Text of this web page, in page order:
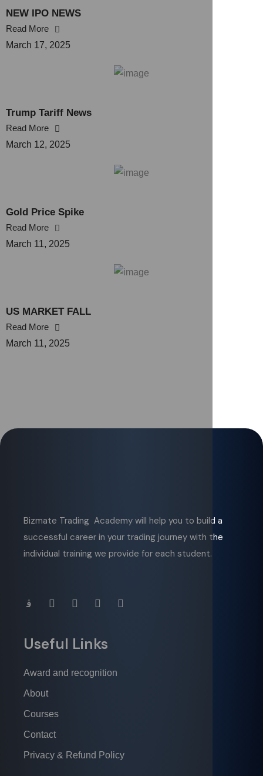
NEW IPO NEWS
Read More
March 17, 2025
Trump Tariff News
Read More
March 12, 2025
Gold Price Spike
Read More
March 11, 2025
US MARKET FALL
Read More
March 11, 2025
Bizmate Trading Academy will help you to build a
successful career in your trading journey with the
individual training we provide for each student.
Useful Links
Award and recognition
About
Courses
Contact
Privacy & Refund Policy